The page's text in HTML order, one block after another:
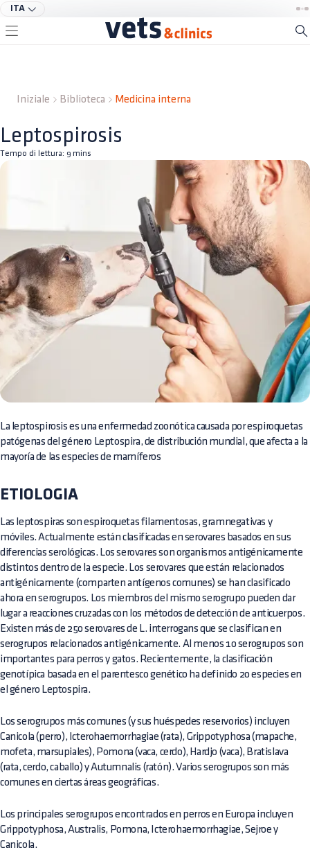
ITA
Iniziale Biblioteca Medicina interna
Leptospirosis
Tempo di lettura: 9 mins
La leptospirosis es una enfermedad zoonótica causada por espiroquetas
patógenas del género Leptospira, de distribución mundial, que afecta a la
mayoría de las especies de mamíferos
ETIOLOGIA
Las leptospiras son espiroquetas filamentosas, gramnegativas y
móviles. Actualmente están clasificadas en serovares basados en sus
diferencias serológicas. Los serovares son organismos antigénicamente
distintos dentro de la especie. Los serovares que están relacionados
antigénicamente (comparten antígenos comunes) se han clasificado
ahora en serogrupos. Los miembros del mismo serogrupo pueden dar
lugar a reacciones cruzadas con los métodos de detección de anticuerpos.
Existen más de 250 serovares de L. interrogans que se clasifican en
serogrupos relacionados antigénicamente. Al menos 10 serogrupos son
importantes para perros y gatos. Recientemente, la clasificación
genotípica basada en el parentesco genético ha definido 20 especies en
el género Leptospira.
Los serogrupos más comunes (y sus huéspedes reservorios) incluyen
Canicola (perro), Icterohaemorrhagiae (rata), Grippotyphosa (mapache,
mofeta, marsupiales), Pomona (vaca, cerdo), Hardjo (vaca), Bratislava
(rata, cerdo, caballo) y Autumnalis (ratón). Varios serogrupos son más
comunes en ciertas áreas geográficas.
Los principales serogrupos encontrados en perros en Europa incluyen
Grippotyphosa, Australis, Pomona, Icterohaemorrhagiae, Sejroe y
Canicola.